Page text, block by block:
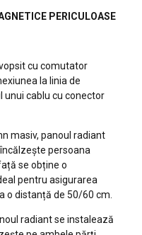
PERICULOASE
cu comutator
la linia de
cablu cu conector
masiv, panoul radiant
persoana
se obține o
pentru asigurarea
o distanță de 50/60 cm.
radiant se instalează